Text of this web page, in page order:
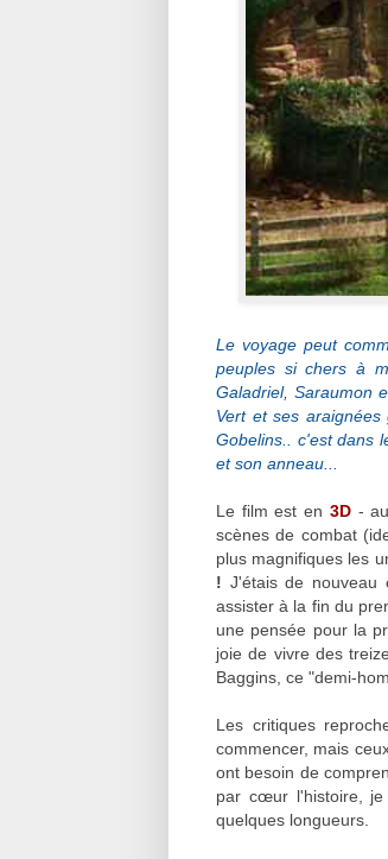
Le voyage peut
peuples si chers à
Galadriel, Saraumon
Vert et ses
Gobelins.. c'est dans
et son anneau...
Le film est en 3D- au
scènes de combat
plus magnifiques les
! J'étais de nouveau
assister à la fin du
une pensée pour la
joie de vivre des
Baggins, ce "demi-
Les critiques
commencer, mais
ont besoin de
par cœur l'histoire, je
quelques longueurs.